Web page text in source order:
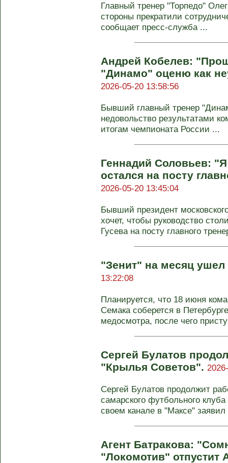
Главный тренер "Торпедо"
стороны прекратили
сообщает пресс-служба ...
Андрей Кобелев:
"Динамо" оценю как
2026-05-20 13:58:56
Бывший главный тренер
недовольство результатами
итогам чемпионата России ...
Геннадий Соловьев:
остался на посту
2026-05-20 13:45:04
Бывший президент
хочет, чтобы руководство
Гусева на посту главного
"Зенит" на месяц ушел
13:22:08
Планируется, что 18 июня
Семака соберется в
медосмотра, после чего
Сергей Булатов
"Крылья Советов".
Сергей Булатов продолжит
самарского футбольного
своем канале в "Максе" заявил
Агент Батракова:
"Локомотив" отпустит